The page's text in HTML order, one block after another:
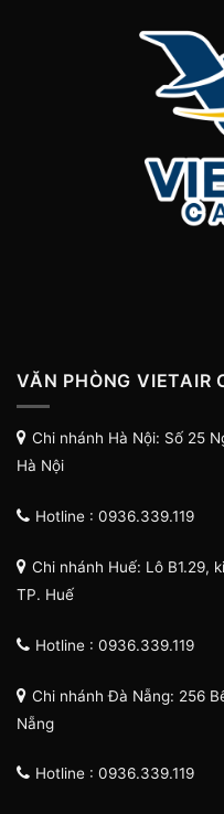
VĂN PHÒNG VIETAIR
Chi nhánh Hà Nội: Số 25
Hà Nội
Hotline : 0936.339.119
Chi nhánh Huế: Lô B1.29,
TP. Huế
Hotline : 0936.339.119
Chi nhánh Đà Nẵng: 256
Nẵng
Hotline : 0936.339.119